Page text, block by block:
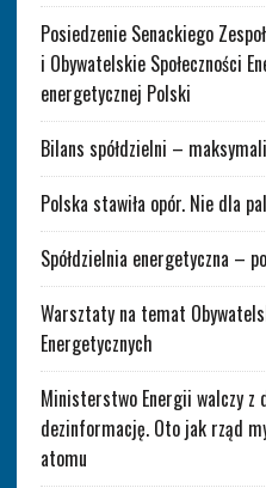
Posiedzenie Senackiego
i Obywatelskie Społeczności
energetycznej Polski
Bilans spółdzielni –
Polska stawiła opór. Nie dla
Spółdzielnia energetyczna –
Warsztaty na temat
Energetycznych
Ministerstwo Energii walczy
dezinformację. Oto jak rząd
atomu